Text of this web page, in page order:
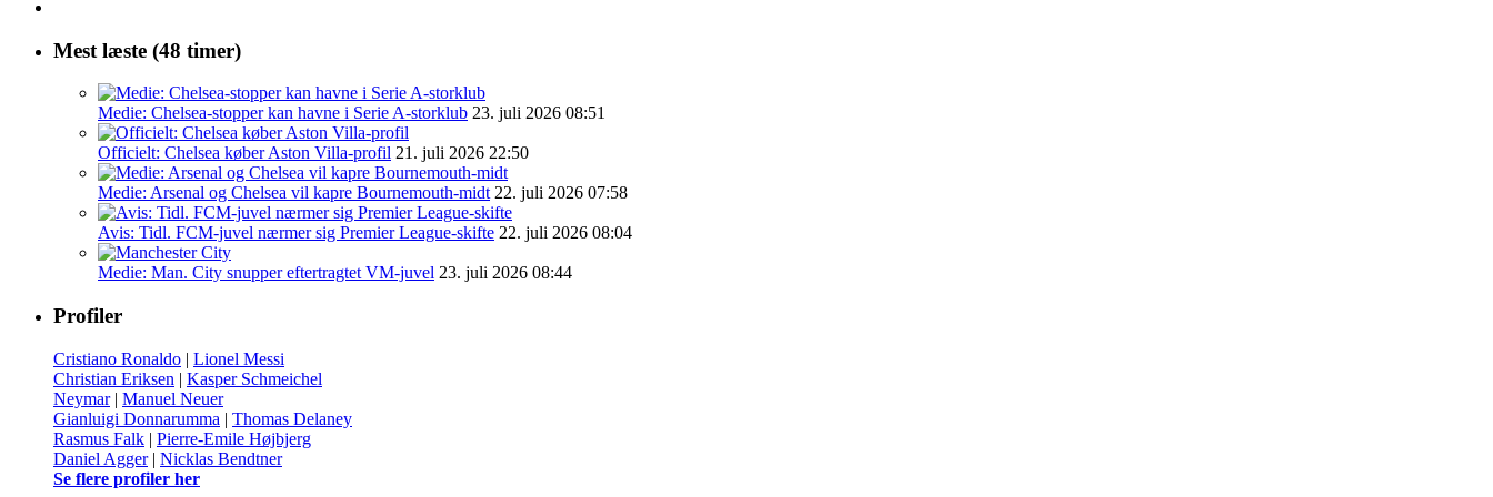
Mest læste (48 timer)
Medie: Chelsea-stopper kan havne i Serie A-storklub 23. juli 2026 08:51
Officielt: Chelsea køber Aston Villa-profil 21. juli 2026 22:50
Medie: Arsenal og Chelsea vil kapre Bournemouth-midt 22. juli 2026 07:58
Avis: Tidl. FCM-juvel nærmer sig Premier League-skifte 22. juli 2026 08:04
Medie: Man. City snupper eftertragtet VM-juvel 23. juli 2026 08:44
Profiler
Cristiano Ronaldo | Lionel Messi
Christian Eriksen | Kasper Schmeichel
Neymar| Manuel Neuer
Gianluigi Donnarumma | Thomas Delaney
Rasmus Falk | Pierre-Emile Højbjerg
Daniel Agger| Nicklas Bendtner
Se flere profiler her